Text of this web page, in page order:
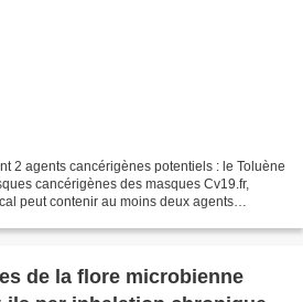
2 agents cancérigènes potentiels : le Toluène
cancérigènes des masques Cv19.fr,
peut contenir au moins deux agents
de la flore microbienne